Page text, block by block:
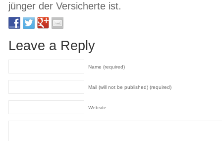
jünger der Versicherte ist.
Leave a Reply
Name (required)
Mail (will not be published) (required)
Website